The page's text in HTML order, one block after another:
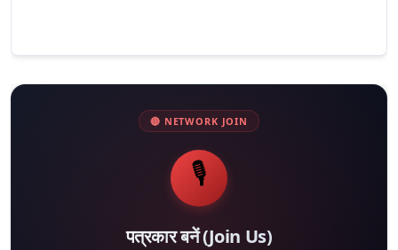
🔴 NETWORK JOIN
🎙️
पत्रकार बनें (Join Us)